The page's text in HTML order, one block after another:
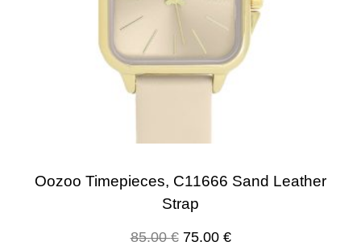
Oozoo Timepieces, C11666 Sand Leather
Strap
85.00€ 75.00 €